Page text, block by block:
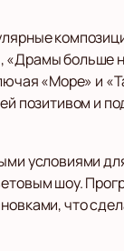
«Драмы больше
«Море» и
позитивом и
условиями
шоу.
что